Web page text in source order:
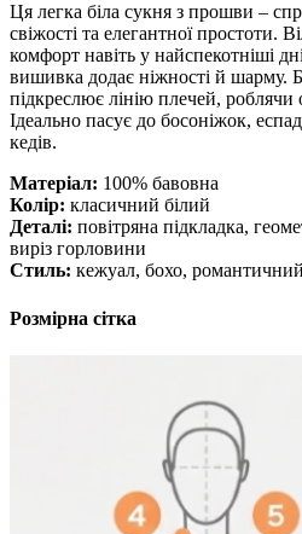
Ця легка біла сукня з прошви –
свіжості та елегантної простоти.
комфорт навіть у найспекотніші
вишивка додає ніжності й шарму.
підкреслює лінію плечей, роблячи
Ідеально пасує до босоніжок,
кедів.
Матеріал: 100% бавовна
Колір: класичний білий
Деталі: повітряна підкладка,
виріз горловини
Стиль: кежуал, бохо, романтичний
Розмірна сітка